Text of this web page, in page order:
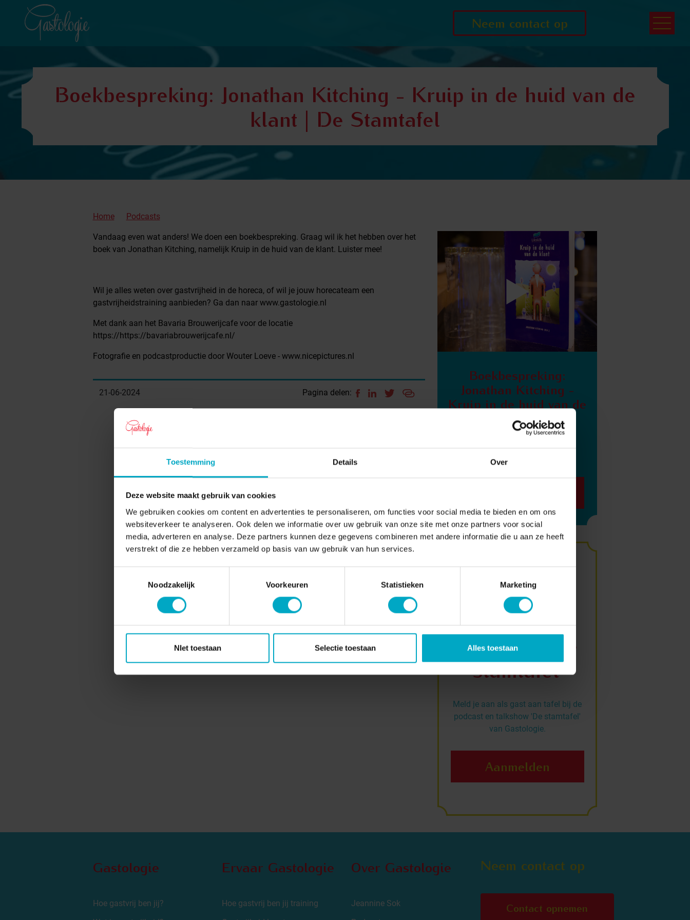
Toestemming Details Over
Deze website maakt gebruik van cookies
We gebruiken cookies om content en advertenties te personaliseren, om functies voor social media te bieden en om ons
websiteverkeer te analyseren. Ook delen we informatie over uw gebruik van onze site met onze partners voor social
media, adverteren en analyse. Deze partners kunnen deze gegevens combineren met andere informatie die u aan ze heeft
verstrekt of die ze hebben verzameld op basis van uw gebruik van hun services.
Noodzakelijk
Voorkeuren Statistieken Marketing
NIet toestaan Selectie toestaan Alles toestaan
Neem contact op
Boekbespreking: Jonathan Kitching - Kruip in de huid van de
klant | De Stamtafel
Home Podcasts
Vandaag even wat anders! We doen een boekbespreking. Graag wil ik het hebben over het
boek van Jonathan Kitching, namelijk Kruip in de huid van de klant. Luister mee!
Wil je alles weten over gastvrijheid in de horeca, of wil je jouw horecateam een
gastvrijheidstraining aanbieden? Ga dan naar ⁠www.gastologie.nl⁠
Met dank aan het Bavaria Brouwerijcafe voor de locatie
https://https://bavariabrouwerijcafe.nl/
Fotografie en podcastproductie door Wouter Loeve - ⁠www.nicepictures.nl
21-06-2024 Pagina delen:
Boekbespreking:
Jonathan Kitching -
Kruip in de huid van de
klant | De Stamtafel
19:46 / 21 JUNI 2024
Word gast
aan tafel bij
podcast en
talkshow 'De
stamtafel'
Meld je aan als gast aan tafel bij de
podcast en talkshow 'De stamtafel'
van Gastologie.
Aanmelden
Gastologie
Hoe gastvrij ben jij?
Ervaar Gastologie
Hoe gastvrij ben jij training
Over Gastologie
Jeannine Sok
Neem contact op
Contact opnemen